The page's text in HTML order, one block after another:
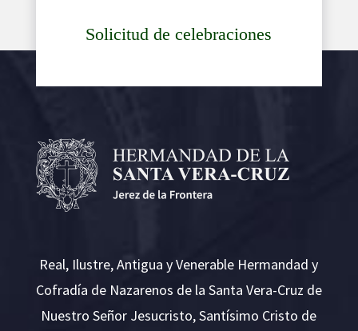
Solicitud de celebraciones
Real, Ilustre, Antigua y Venerable Hermandad y
Cofradía de Nazarenos de la Santa Vera-Cruz de
Nuestro Señor Jesucristo, Santísimo Cristo de